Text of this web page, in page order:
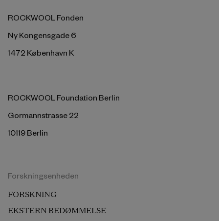
ROCKWOOL Fonden
Ny Kongensgade 6
1472 København K
ROCKWOOL Foundation Berlin
Gormannstrasse 22
10119 Berlin
Forskningsenheden
FORSKNING
EKSTERN BEDØMMELSE